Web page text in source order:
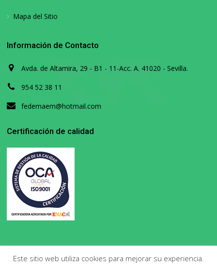
Mapa del Sitio
Información de Contacto
Avda. de Altamira, 29 - B1 - 11-Acc. A. 41020 - Sevilla.
954 52 38 11
fedemaem@hotmail.com
Certificación de calidad
Este sitio web utiliza cookies para mejorar su experiencia.